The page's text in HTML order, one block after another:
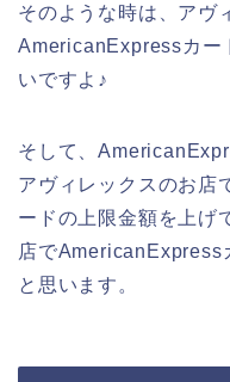
そのような時は、アヴ
AmericanExpressカー
いですよ♪
そして、
アヴィレックスのお店
ードの上限金額を上げ
店でAmericanExpress
と思います。